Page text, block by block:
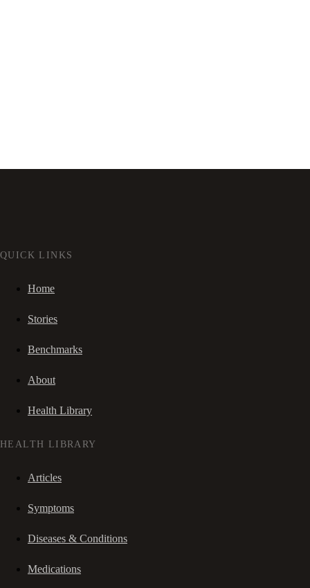
QUICK LINKS
Home
Stories
Benchmarks
About
Health Library
HEALTH LIBRARY
Articles
Symptoms
Diseases & Conditions
Medications